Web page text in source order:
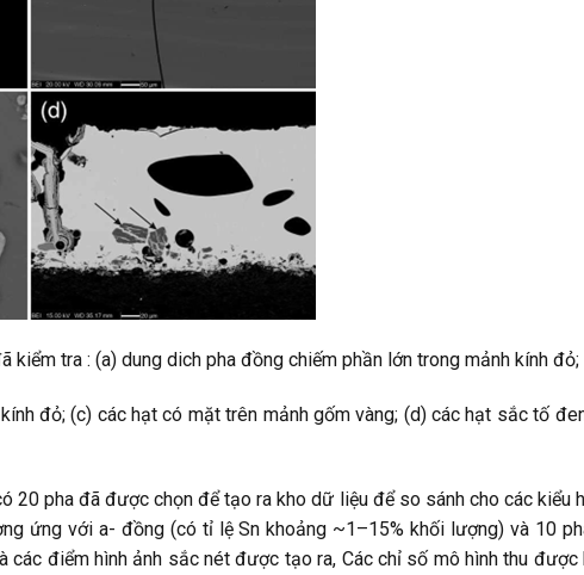
kiểm tra : (a) dung dich pha đồng chiếm phần lớn trong mảnh kính đỏ;
đỏ; (c) các hạt có mặt trên mảnh gốm vàng; (d) các hạt sắc tố
20 pha đã được chọn để tạo ra kho dữ liệu để so sánh cho các
ứng với a- đồng (có tỉ lệ Sn khoảng ~1–15% khối lượng) và 10
các điểm hình ảnh sắc nét được tạo ra, Các chỉ số mô hình thu